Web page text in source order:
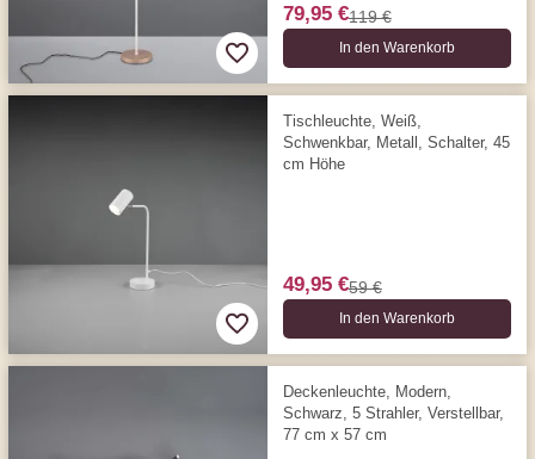
79,95 €119 €
In den Warenkorb
Tischleuchte, Weiß,
Schwenkbar, Metall, Schalter, 45
cm Höhe
49,95 €59 €
In den Warenkorb
Deckenleuchte, Modern,
Schwarz, 5 Strahler, Verstellbar,
77 cm x 57 cm